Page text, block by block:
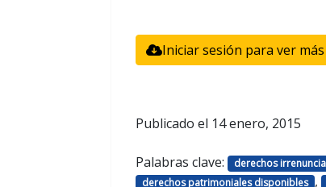
Iniciar sesión para ver más
Publicado el 14 enero, 2015
Palabras clave: derechos
derechos patrimoniales disponibles ,